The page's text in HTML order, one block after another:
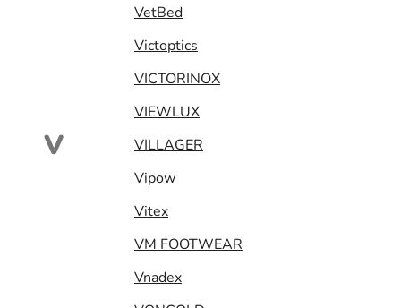
V
VetBed
Victoptics
VICTORINOX
VIEWLUX
VILLAGER
Vipow
Vitex
VM FOOTWEAR
Vnadex